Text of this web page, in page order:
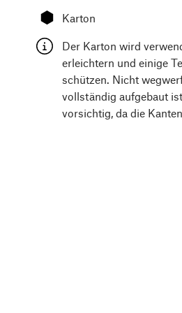
⬢ Karton
Der Karton wird
erleichtern und einige
schützen. Nicht
vollständig aufgebaut
vorsichtig, da die